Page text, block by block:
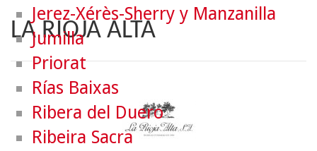
LA RIOJA ALTA
Jerez-Xérès-Sherry y Manzanilla
Jumilla
Priorat
Rías Baixas
Ribera del Duero
Ribeira Sacra